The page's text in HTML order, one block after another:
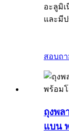
อะลูมิ
และมี
สอบถ
ถุงพล
แบน